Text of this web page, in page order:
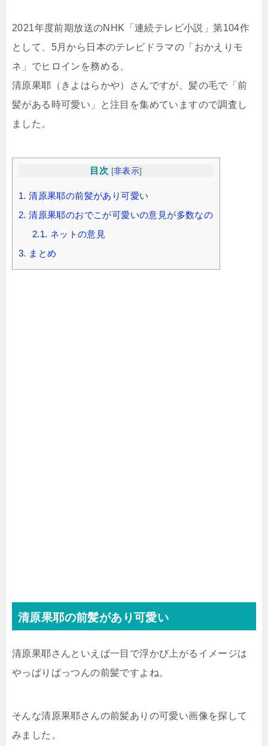
2021年度前期放送のNHK「連続テレビ小説」第104作
として、5月から日本のテレビドラマの「おかえりモ
ネ」でヒロインを務める、
清原果耶（きよはらかや）さんですが、髪の毛で「前
髪がある時可愛い」と注目を集めていますので調査し
ました。
目次 [非表示]
1. 清原果耶の前髪があり可愛い
2. 清原果耶のおでこが可愛いの意見が多数なの
2.1. ネットの意見
3. まとめ
清原果耶の前髪があり可愛い
清原果耶さんといえば一目で浮かび上がるイメージは
やっぱりぱっつんの前髪ですよね。
そんな清原果耶さんの前髪ありの可愛い画像を探して
みました。